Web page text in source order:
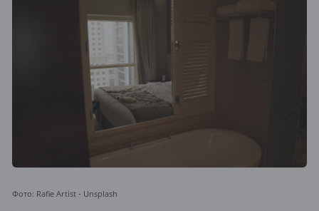
Фото: Rafie Artist - Unsplash